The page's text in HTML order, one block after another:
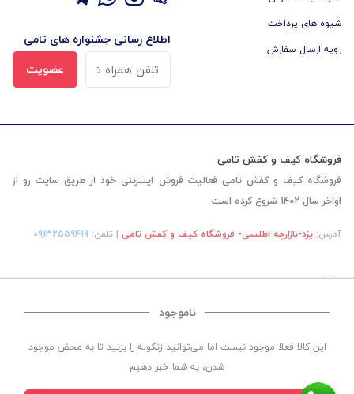
ناموجود
این کالا فعلا موجود نیست اما می‌توانید زنگوله را بزنید تا به محض موجود
شدن، به شما خبر دهیم
شیوه های پرداخت
رویه ارسال سفارش
اطلاع رسانی جشنواره های تامی
عضویت
فروشگاه کیف و کفش تامی
فروشگاه کیف و کفش تامی فعالیت فروش اینترنتی خود از طریق سایت رو از
اواخر سال 1402 شروع کرده است
آدرس: یزد-بازارچه اطلسی- فروشگاه کیف و کفش تامی | تلفن: ‎09132559419
تمامی حقوق این سایت متعلق بهفروشگاه کیف و کفش تامیمی باشد. | طراحی و کد
نویسی:سپکام سیستم اجرا:شرکت دیجیتال مارکتینگ سپتا